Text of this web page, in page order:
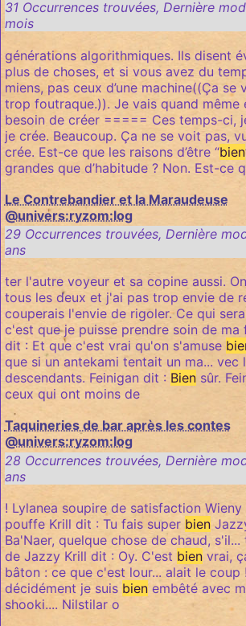
31 Occurrences trouvées, Dernière
mois
générations algorithmiques. Ils disent
plus de choses, et si vous avez du
miens, pas ceux d’une machine((Ça se
trop foutraque.)). Je vais quand même
besoin de créer ===== Ces temps-ci,
je crée. Beaucoup. Ça ne se voit pas,
crée. Est-ce que les raisons d’être “bien
grandes que d’habitude ? Non. Est-ce q
Le Contrebandier et la Maraudeuse
@univers:ryzom:log
29 Occurrences trouvées, Dernière
ans
ter l'autre voyeur et sa copine aussi.
tous les deux et j'ai pas trop envie de
couperais l'envie de rigoler. Ce qui
c'est que je puisse prendre soin de ma
dit : Et que c'est vrai qu'on s'amuse
que si un antekami tentait un ma... vec
descendants. Feinigan dit : Biensûr.
ceux qui ont moins de
Taquineries de bar après les contes
@univers:ryzom:log
28 Occurrences trouvées, Dernière
ans
! Lylanea soupire de satisfaction Wieny
pouffe Krill dit : Tu fais super bien
Ba'Naer, quelque chose de chaud,
de Jazzy Krill dit : Oy. C'est bienvrai,
bâton : ce que c'est lour... alait le coup
décidément je suis bienembêté avec
shooki.... Nilstilar o